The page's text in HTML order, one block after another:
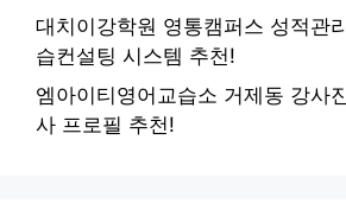
대치이강학원 영통캠퍼스 성적관
습컨설팅 시스템 추천!
엠아이티영어교습소 거제동 강사
사 프로필 추천!